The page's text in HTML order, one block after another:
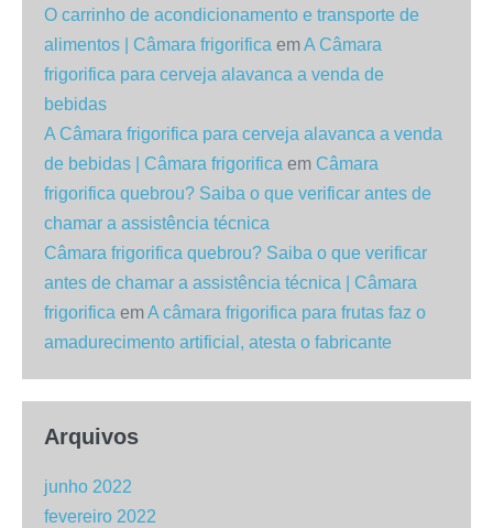
O carrinho de acondicionamento e transporte de
alimentos | Câmara frigorifica emA Câmara
frigorifica para cerveja alavanca a venda de
bebidas
A Câmara frigorifica para cerveja alavanca a venda
de bebidas | Câmara frigorifica em Câmara
frigorifica quebrou? Saiba o que verificar antes de
chamar a assistência técnica
Câmara frigorifica quebrou? Saiba o que verificar
antes de chamar a assistência técnica | Câmara
frigorifica emA câmara frigorifica para frutas faz o
amadurecimento artificial, atesta o fabricante
Arquivos
junho 2022
fevereiro 2022